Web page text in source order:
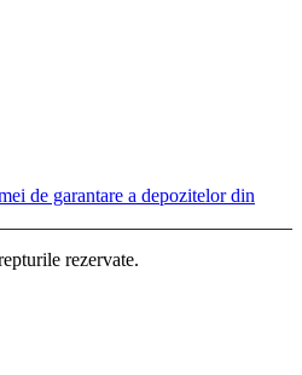
de garantare a depozitelor din
rezervate.